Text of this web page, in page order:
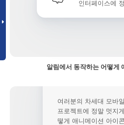
인터페이스에
알림에서 동작하는 어떻게
여러분의 차세대 모바
프로젝트에 정말 멋지
떻게 애니메이션 아이